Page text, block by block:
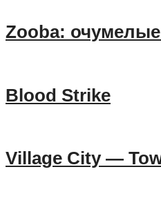
Zooba:
Blood Strike
Village City —